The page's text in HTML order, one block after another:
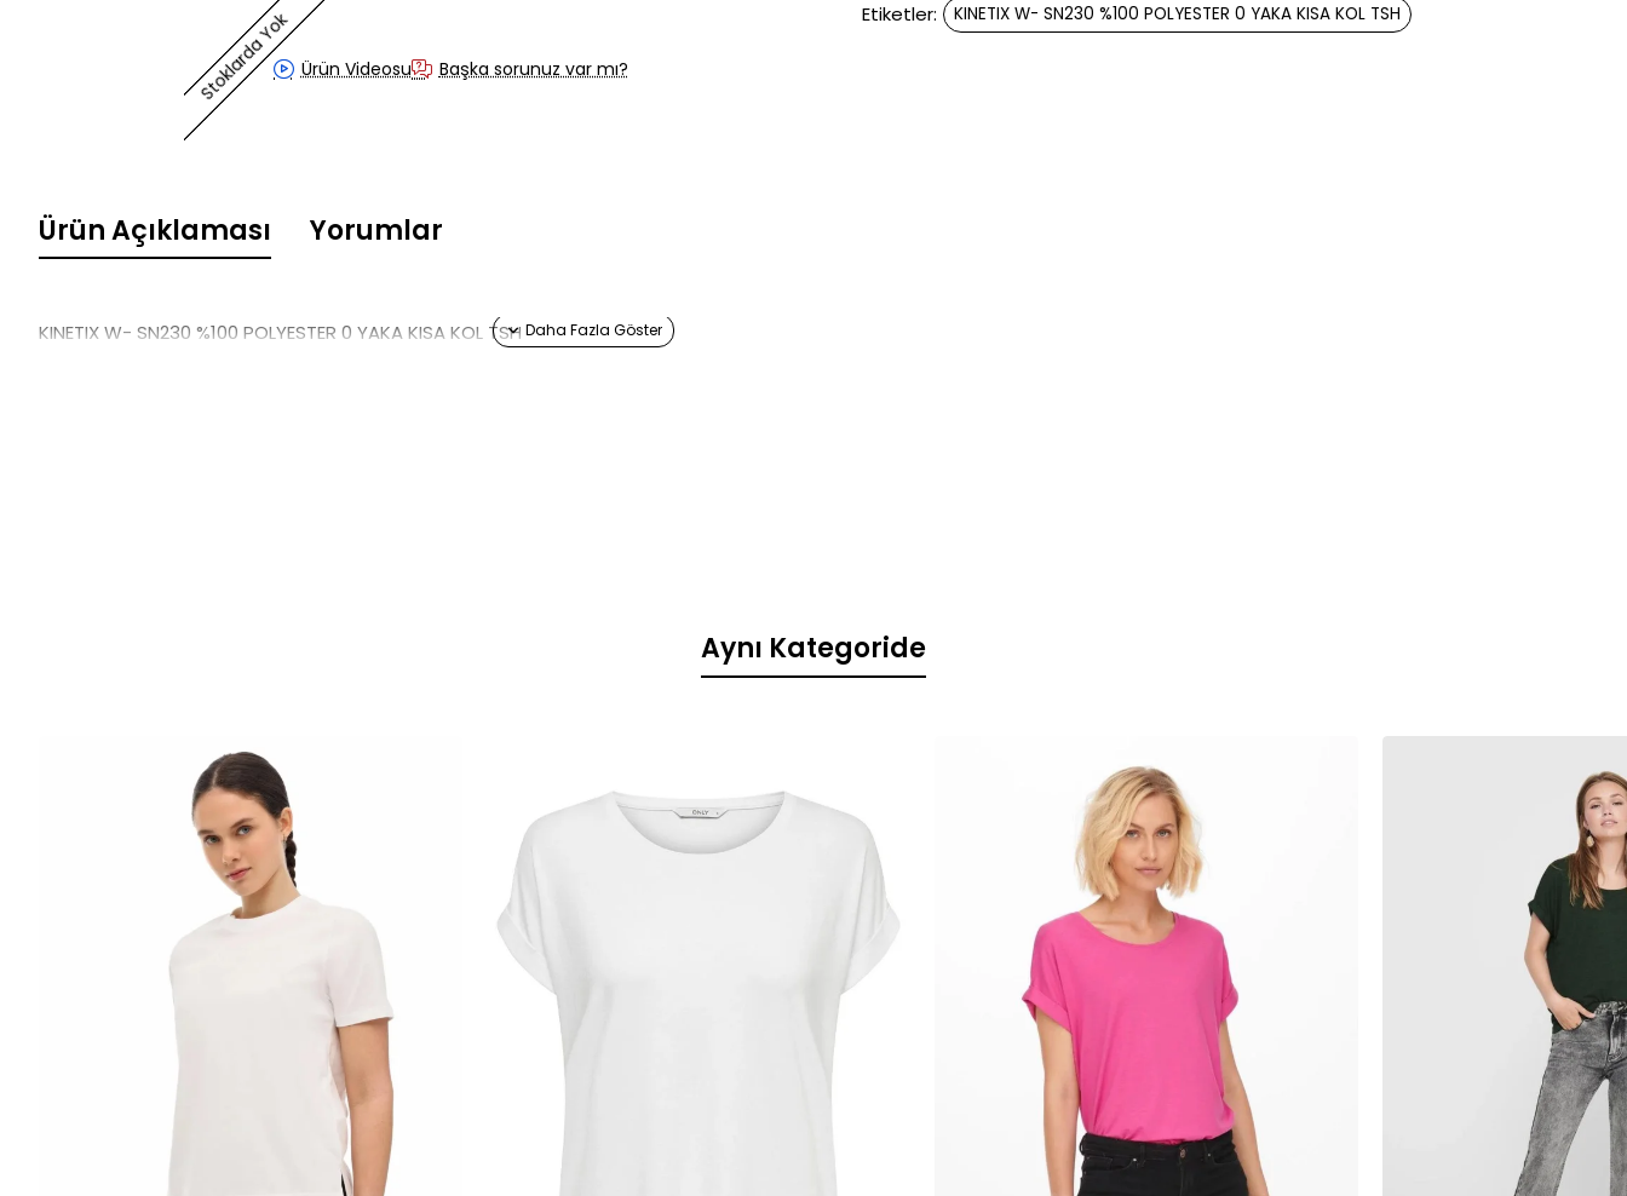
Stoklarda Yok Ürün Videosu Başka sorunuz var mı?
Etiketler: KINETIX W- SN230 %100 POLYESTER 0 YAKA KISA KOL TSH
Ürün Açıklaması Yorumlar
KINETIX W- SN230 %100 POLYESTER 0 YAKA KISA KOL TSH
Aynı Kategoride